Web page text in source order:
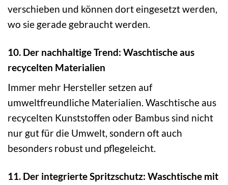
verschieben und können dort eingesetzt werden,
wo sie gerade gebraucht werden.
10. Der nachhaltige Trend: Waschtische aus
recycelten Materialien
Immer mehr Hersteller setzen auf
umweltfreundliche Materialien. Waschtische aus
recycelten Kunststoffen oder Bambus sind nicht
nur gut für die Umwelt, sondern oft auch
besonders robust und pflegeleicht.
11. Der integrierte Spritzschutz: Waschtische mit